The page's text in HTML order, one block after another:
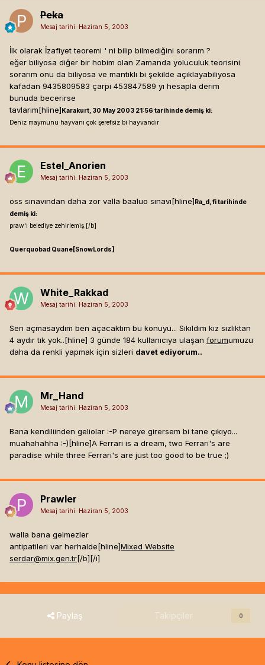
Peka
Mesaj tarihi: Haziran 5, 2003
İlk olarak İzafiyet teoremi ' ni bilip bilmediğini sorarım ?
eğer biliyosa diğer bir hobim olan Zamanda yoluculuk teorisini
sorarım onu da biliyosa ve mantıklı bi şekilde açıklayabiliyosa
kafadan 9435809583 çarpı 453847589 yı hesapla derim
bunuda becerirse
tavlarım[hline]Karakurt, 30 May 2003 21:56 tarihinde demiş ki:
Deniz maymunu hayvanı çok şerefsiz bi hayvandır
Estel_Anorien
Mesaj tarihi: Haziran 5, 2003
öss sınavından daha zor valla baaluo sınavı[hline]Ra_d, fi tarihinde
demiş ki:
praw'ı belediye zehirlemiş.[/b]
Querquobad Quane[SnowLords]
White_Rakkad
Mesaj tarihi: Haziran 5, 2003
Sen açmasaydım ben açacaktım bu konuyu... Sıkıldım kız sızlıktan
4 aydır tık yok..[hline] 3 günde 184 kullanıcıya ulaşan forumumuzu
daha da renkli yapmak için sizleri davet ediyorum..
Mr_Hand
Mesaj tarihi: Haziran 5, 2003
Bana kendiliinden geliolar :-P nereye girersem bi tane çıkıyo...
muahahahha :-)[hline]A Ferrari is a dream, two Ferrari's are
paradise while three Ferrari's are just too good to be true ;)
Prawler
Mesaj tarihi: Haziran 5, 2003
walla bana gelmezler
antipatileri var herhalde[hline]Mixed Website
serdar@mix.gen.tr[/b][/i]
Paylaş Takipçiler 0